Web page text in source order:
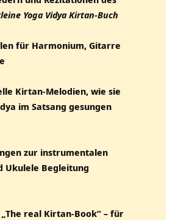
Yoga Vidya Kirtan-Buch
für Harmonium, Gitarre
Kirtan-Melodien, wie sie
im Satsang gesungen
zur instrumentalen
Ukulele Begleitung
„The real Kirtan-Book“ – für